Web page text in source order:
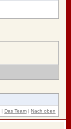
| Das Team | Nach oben